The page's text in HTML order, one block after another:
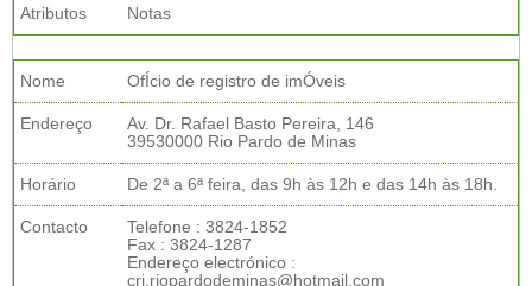
Atributos Notas
Nome OfÍcio de registro de imÓveis
Endereço
Av. Dr. Rafael Basto Pereira, 146
39530000 Rio Pardo de Minas
Horário De 2ª a 6ª feira, das 9h às 12h e das 14h às 18h.
Contacto
Telefone : 3824-1852
Fax : 3824-1287
Endereço electrónico :
cri.riopardodeminas@hotmail.com